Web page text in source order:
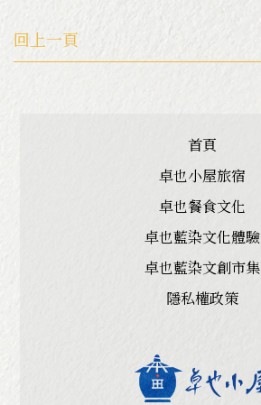
回上一頁
首頁
卓也小屋旅宿
卓也餐食文化
卓也藍染文化體驗
卓也藍染文創市集
隱私權政策